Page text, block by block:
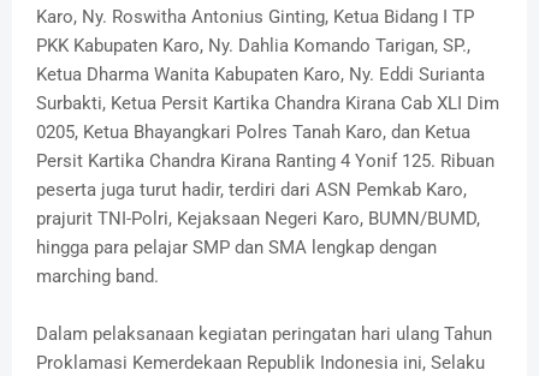
Karo, Ny. Roswitha Antonius Ginting, Ketua Bidang I TP
PKK Kabupaten Karo, Ny. Dahlia Komando Tarigan, SP.,
Ketua Dharma Wanita Kabupaten Karo, Ny. Eddi Surianta
Surbakti, Ketua Persit Kartika Chandra Kirana Cab XLI Dim
0205, Ketua Bhayangkari Polres Tanah Karo, dan Ketua
Persit Kartika Chandra Kirana Ranting 4 Yonif 125. Ribuan
peserta juga turut hadir, terdiri dari ASN Pemkab Karo,
prajurit TNI-Polri, Kejaksaan Negeri Karo, BUMN/BUMD,
hingga para pelajar SMP dan SMA lengkap dengan
marching band.
Dalam pelaksanaan kegiatan peringatan hari ulang Tahun
Proklamasi Kemerdekaan Republik Indonesia ini, Selaku